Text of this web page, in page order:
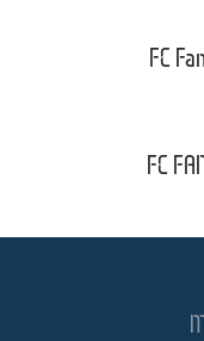
FC
FC